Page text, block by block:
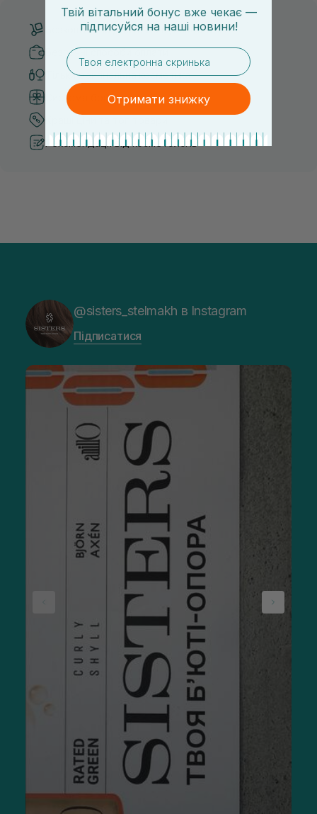
Безкоштовна доставка від 3000 UAH
Безпечні способи оплати
Тільки оригінальна косметика
Система бонусів та лояльності
Рекомендації від косметологів
@sisters_stelmakh в Instagram
Підписатися
Твій вітальний бонус вже чекає —
підписуйся на наші новини!
email
Отримати знижку